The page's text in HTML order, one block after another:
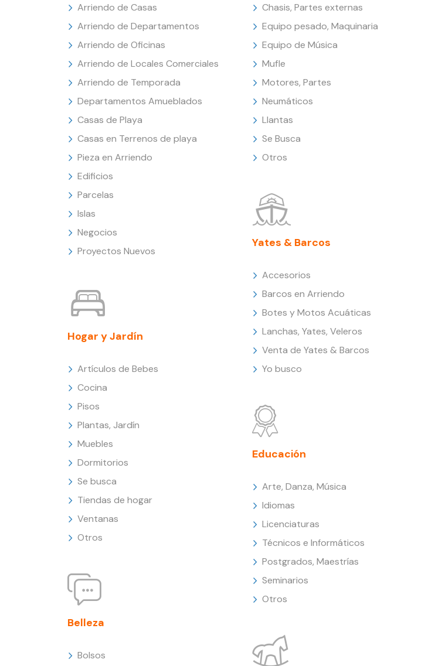
Arriendo de Casas
Arriendo de Departamentos
Arriendo de Oficinas
Arriendo de Locales Comerciales
Arriendo de Temporada
Departamentos Amueblados
Casas de Playa
Casas en Terrenos de playa
Pieza en Arriendo
Edificios
Parcelas
Islas
Negocios
Proyectos Nuevos
Hogar y Jardín
Artículos de Bebes
Cocina
Pisos
Plantas, Jardín
Muebles
Dormitorios
Se busca
Tiendas de hogar
Ventanas
Otros
Belleza
Bolsos
Chasis, Partes externas
Equipo pesado, Maquinaria
Equipo de Música
Mufle
Motores, Partes
Neumáticos
Llantas
Se Busca
Otros
Yates & Barcos
Accesorios
Barcos en Arriendo
Botes y Motos Acuáticas
Lanchas, Yates, Veleros
Venta de Yates & Barcos
Yo busco
Educación
Arte, Danza, Música
Idiomas
Licenciaturas
Técnicos e Informáticos
Postgrados, Maestrías
Seminarios
Otros